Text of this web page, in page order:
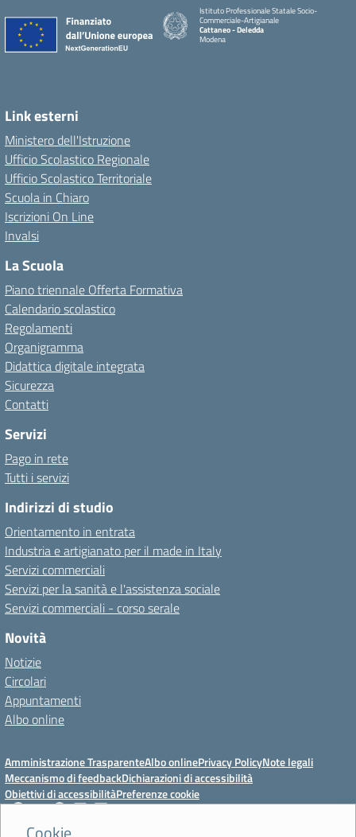
Istituto Professionale Statale Socio-
Commerciale-Artigianale
Cattaneo - Deledda
Modena
Link esterni
Ministero dell'Istruzione
Ufficio Scolastico Regionale
Ufficio Scolastico Territoriale
Scuola in Chiaro
Iscrizioni On Line
Invalsi
La Scuola
Piano triennale Offerta Formativa
Calendario scolastico
Regolamenti
Organigramma
Didattica digitale integrata
Sicurezza
Contatti
Servizi
Pago in rete
Tutti i servizi
Indirizzi di studio
Orientamento in entrata
Industria e artigianato per il made in Italy
Servizi commerciali
Servizi per la sanità e l'assistenza sociale
Servizi commerciali - corso serale
Novità
Notizie
Circolari
Appuntamenti
Albo online
Amministrazione TrasparenteAlbo onlinePrivacy PolicyNote legali
Meccanismo di feedbackDichiarazioni di accessibilità
Obiettivi di accessibilitàPreferenze cookie